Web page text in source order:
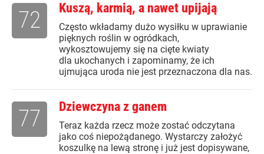
Kuszą, karmią, a nawet upijają
Często wkładamy dużo wysiłku w uprawianie
pięknych roślin w ogródkach,
wykosztowujemy się na cięte kwiaty
dla ukochanych i zapominamy, że ich
ujmująca uroda nie jest przeznaczona dla nas.
72
Dziewczyna z ganem
Teraz każda rzecz może zostać odczytana
jako coś niepożądanego. Wystarczy założyć
koszulkę na lewą stronę i już jest dopisywane,
77